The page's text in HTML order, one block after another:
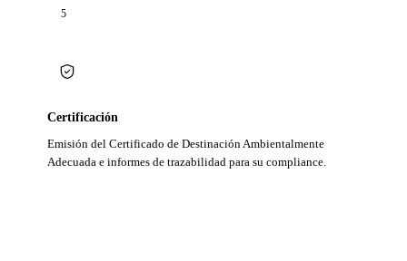
5
Certificación
Emisión del Certificado de Destinación Ambientalmente
Adecuada e informes de trazabilidad para su compliance.